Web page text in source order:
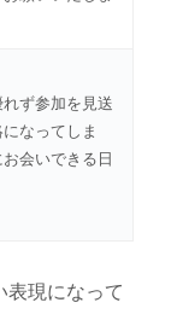
れず参加を見送
なってしま
会いできる日
表現になって